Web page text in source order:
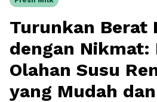
Turunkan Berat
dengan Nikmat:
Olahan Susu
yang Mudah